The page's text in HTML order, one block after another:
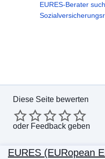
EURES-Berater
Diese Seite bewerten
oder Feedback geben
EURES (EURopean